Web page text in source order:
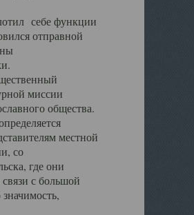
себе функции
отправной
миссии
общества.
местной
со
где они
с большой